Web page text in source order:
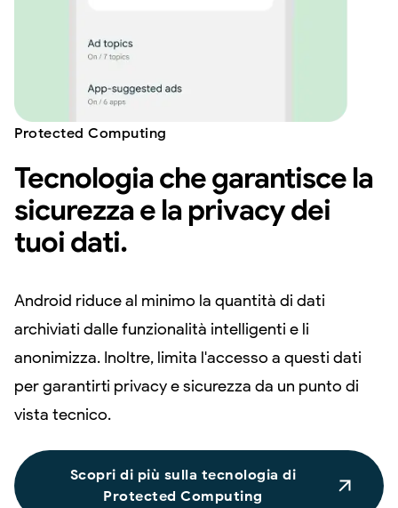
Protected Computing
Tecnologia che garantisce la
sicurezza e la privacy dei
tuoi dati.
Android riduce al minimo la quantità di dati
archiviati dalle funzionalità intelligenti e li
anonimizza. Inoltre, limita l'accesso a questi dati
per garantirti privacy e sicurezza da un punto di
vista tecnico.
Scopri di più sulla tecnologia di
Protected Computing